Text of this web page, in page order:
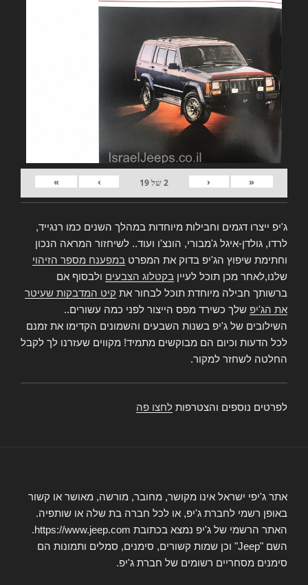
«
‹
2של19
›
»
ג'יפ ייצרו דגמים וחבילות מיוחדות במהלך השנים כמו רנגייד,
לרדו, גולדן-איגל ג'מבורי, הונצ'ו ועוד.. לשיחזור המראה הנכון
וחתימת שיפוץ הג'יפ בדוק את המפרט במפענח מספר הזיהוי
שלנו,לאחר מכן תוכל לעיין בקטלוג הצבעים ולבסוף אם
ברשותך חבילה מיוחדת תוכל לבחור את קיט המדבקות שעיטר
את הג'יפ שלך כשירד מפס הייצור לפני כמה עשורים..
השילובים של ג'יפ בשנות השבעים והשמונים הקדימו את זמנם
לכל הדעות וכיום הם מבוקשים מתמיד! מקווים שעזרנו לך לקבל
החלטה לשחזר למקור.
לפרטים נוספים והצטרפות לחצו פה
אתר ג'יפי ישראל אינו מקושר, מחובר, מורשה, מאושר או קשור
באופן רשמי לחברת ג'יפ, או לכל חברה בת שלה או שותפיה.
האתר הרשמי של ג'יפ נמצא בכתובת https://www.jeep.com.
השם "Jeep" וכן שמות קשורים, סימנים, סמלים ותמונות הם
סימנים מסחריים רשומים של חברת ג'יפ.